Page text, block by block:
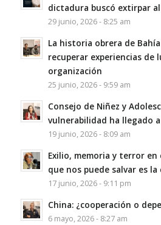
dictadura buscó extirpar
29 junio, 2026 - 8:25 am
La historia obrera de
recuperar experiencias de
organización
25 junio, 2026 - 9:59 am
Consejo de Niñez y
vulnerabilidad ha llegado
19 junio, 2026 - 8:09 am
Exilio, memoria y terror en
que nos puede salvar es la
17 junio, 2026 - 9:11 pm
China: ¿cooperación o
6 mayo, 2026 - 8:27 am